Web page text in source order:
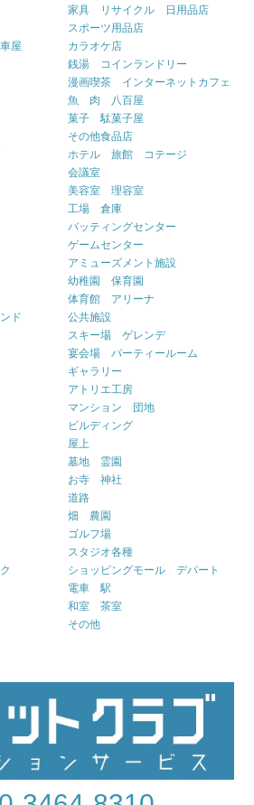
家具 リサイクル 日用品店
スポーツ用品店
屋
カラオケ店
銭湯 コインランドリー
漫画喫茶 インターネットカフェ
魚 肉 八百屋
菓子 駄菓子屋
その他食品店
ホテル 旅館 コテージ
会議室
美容室 理容室
工場 倉庫
バッティングセンター
ゲームセンター
アミューズメント施設
幼稚園 保育園
体育館 アリーナ
ド
公共施設
スキー場 ゲレンデ
宴会場 パーティールーム
ギャラリー
アトリエ工房
マンション 団地
ビルディング
屋上
墓地 霊園
お寺 神社
道路
畑 農園
ゴルフ場
スタジオ各種
ショッピングモール デパート
電車 駅
和室 茶室
その他